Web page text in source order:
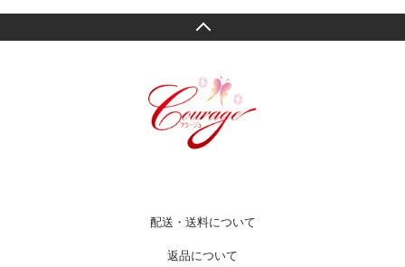
配送・送料について
返品について